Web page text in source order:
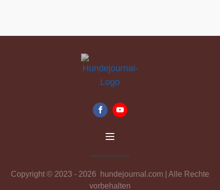
Copyright © 2023 - 2026 hundejournal.com | Alle Rechte
vorbehalten